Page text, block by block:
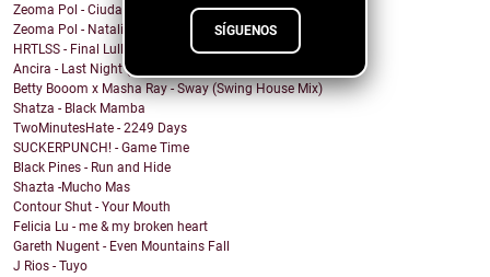
SÍGUENOS
Zeoma Pol - Ciudad Venado
Zeoma Pol - Natalia
HRTLSS - Final Lullaby
Ancira - Last Night (Morgan Wallen Cover)
Betty Booom x Masha Ray - Sway (Swing House Mix)
Shatza - Black Mamba
TwoMinutesHate - 2249 Days
SUCKERPUNCH! - Game Time
Black Pines - Run and Hide
Shazta -Mucho Mas
Contour Shut - Your Mouth
Felicia Lu - me & my broken heart
Gareth Nugent - Even Mountains Fall
J Rios - Tuyo